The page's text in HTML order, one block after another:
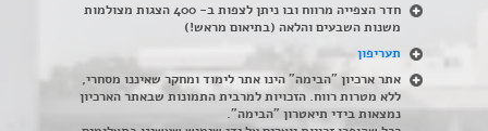
חדר הצפייה מרווח ובו ניתן לצפות ב- 400 הצגות מצולמות
משנות השבעים והלאה (בתיאום מראש!)
תעריפון
אתר ארכיון "הבימה" הינו אתר לימוד ומחקר שאיננו מסחרי,
ללא מטרות רווח. הזכויות למרבית התמונות שבאתר הארכיון
נמצאות בידי תיאטרון "הבימה".